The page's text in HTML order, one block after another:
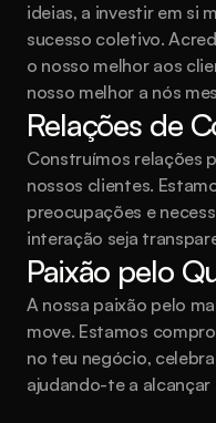
ideias, a investir em si
sucesso coletivo.
o nosso melhor aos
nosso melhor a nós
Relações de
Construímos relações
nossos clientes.
preocupações e
interação seja
Paixão pelo
A nossa paixão pelo
move. Estamos
no teu negócio,
ajudando-te a